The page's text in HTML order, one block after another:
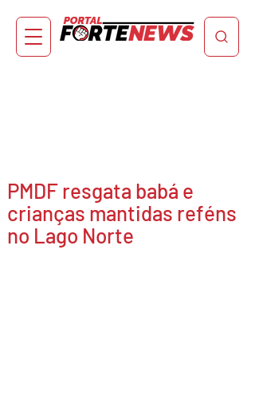
PMDF resgata babá e
crianças mantidas reféns
no Lago Norte